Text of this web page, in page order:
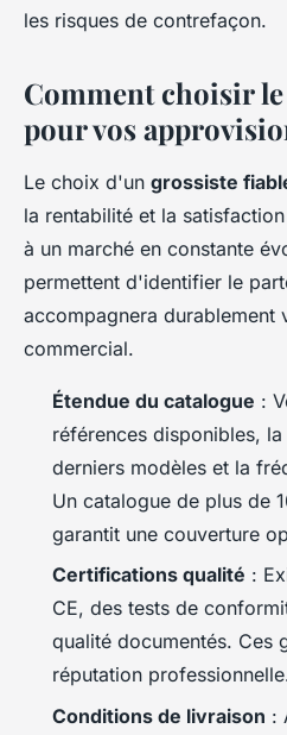
les risques de contrefaçon.
Comment choisir
pour vos
Le choix d'un grossiste
la rentabilité et la
à un marché en constante
permettent d'identifier le
accompagnera durablement
commercial.
Étendue du catalogue :
références disponibles,
derniers modèles et la
Un catalogue de plus de
garantit une couverture
Certifications qualité :
CE, des tests de
qualité documentés. Ces
réputation
Conditions de livraison :